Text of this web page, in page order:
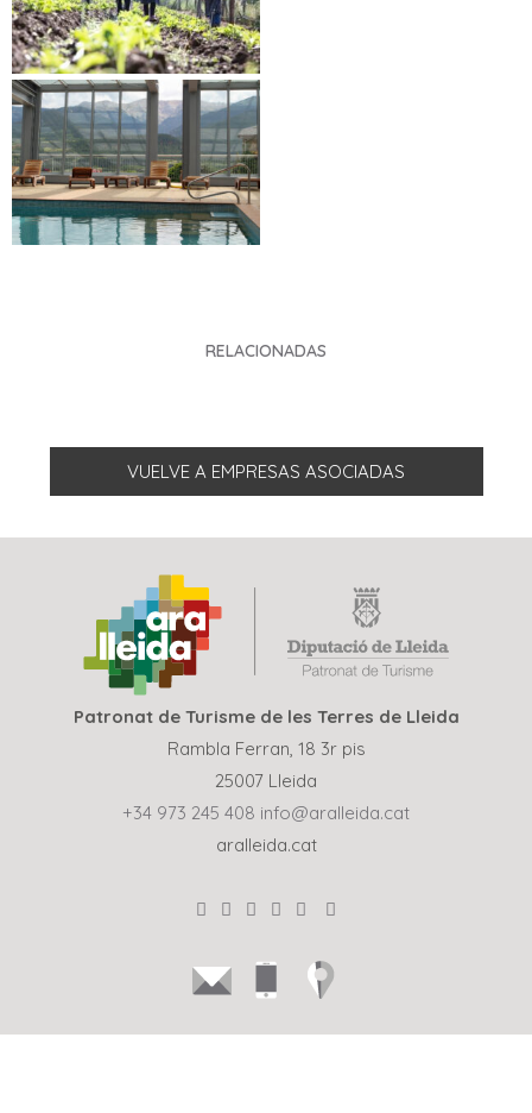
RELACIONADAS
VUELVE A EMPRESAS ASOCIADAS
Patronat de Turisme de les Terres de Lleida
Rambla Ferran, 18 3r pis
25007 Lleida
+34 973 245 408 info@aralleida.cat
aralleida.cat